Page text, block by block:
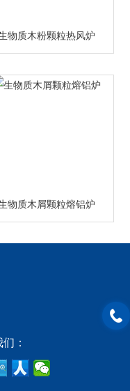
物质木粉颗粒热风炉
物质木屑颗粒熔铝炉
：